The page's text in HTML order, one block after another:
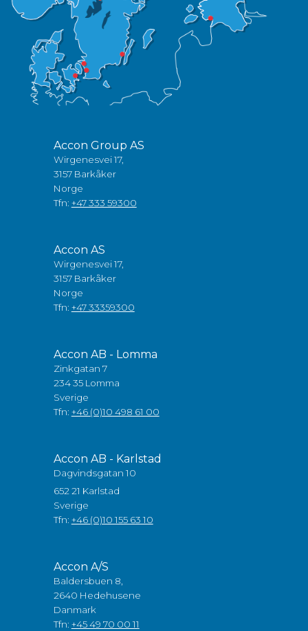
Accon Group AS
Wirgenesvei 17,
3157 Barkåker
Norge
Tfn: +47 333 59300
Accon AS
Wirgenesvei 17,
3157 Barkåker
Norge
Tfn: +47 33359300
Accon AB - Lomma
Zinkgatan 7
234 35 Lomma
Sverige
Tfn: +46 (0)10 498 61 00
Accon AB - Karlstad
Dagvindsgatan 10
652 21 Karlstad
Sverige
Tfn: +46 (0)10 155 63 10
Accon A/S
Baldersbuen 8,
2640 Hedehusene
Danmark
Tfn: +45 49 70 00 11